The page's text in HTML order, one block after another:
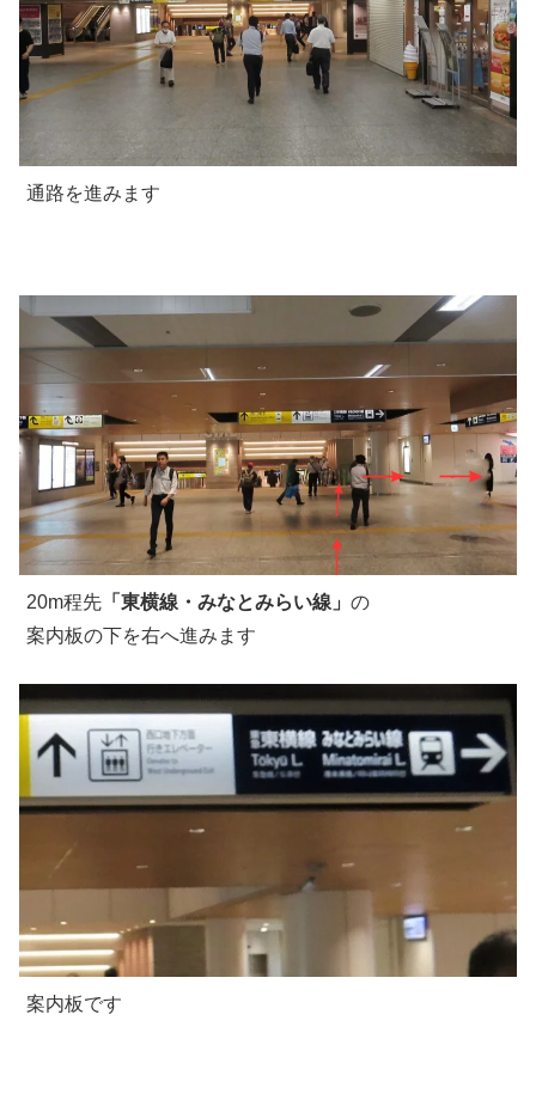
通路を進みます
20m程先 「東横線・みなとみらい線」 の
案内板の下を右へ進みます
案内板です